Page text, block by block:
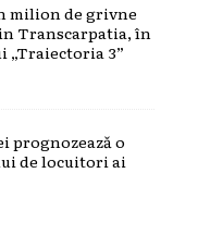
milion de grivne
Transcarpatia, în
„Traiectoria 3”
prognozează o
de locuitori ai